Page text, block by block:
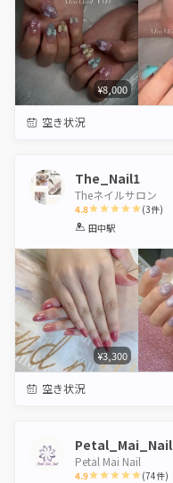
¥8,000
空き状況
The_Nail1
Theネイルサロン
4.8
1 2 3
(3件)
田中駅
¥3,300
空き状況
Petal_Mai_Nail
Petal Mai Nail
4.9 (74件)